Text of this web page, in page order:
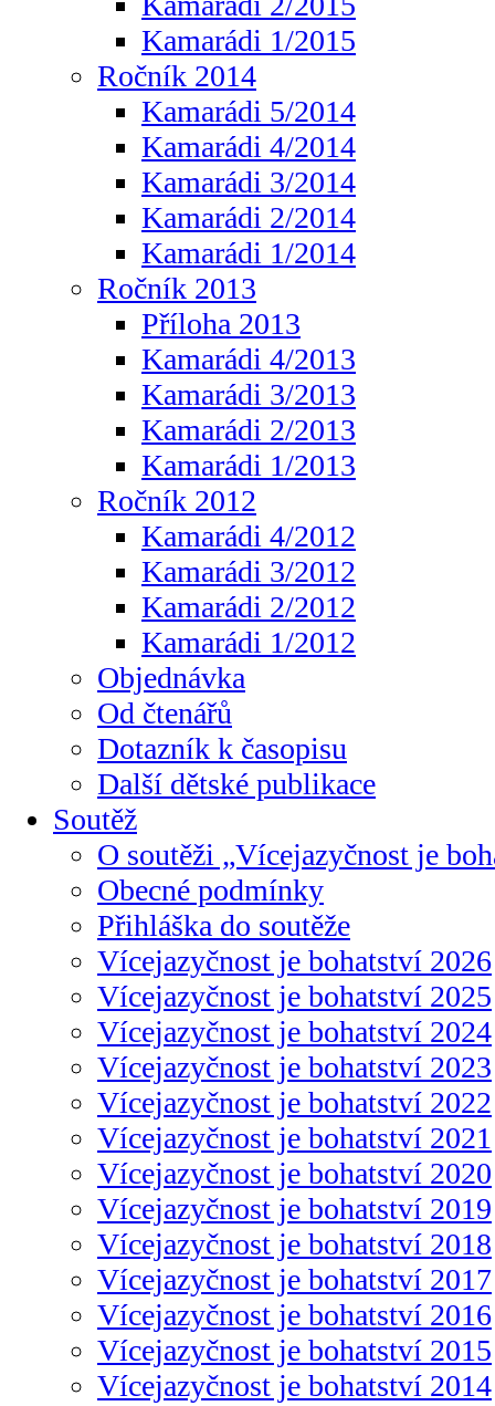
Kamarádi 1/2015
Ročník 2014
Kamarádi 5/2014
Kamarádi 4/2014
Kamarádi 3/2014
Kamarádi 2/2014
Kamarádi 1/2014
Ročník 2013
Příloha 2013
Kamarádi 4/2013
Kamarádi 3/2013
Kamarádi 2/2013
Kamarádi 1/2013
Ročník 2012
Kamarádi 4/2012
Kamarádi 3/2012
Kamarádi 2/2012
Kamarádi 1/2012
Objednávka
Od čtenářů
Dotazník k časopisu
Další dětské publikace
Soutěž
O soutěži „Vícejazyčnost je
Obecné podmínky
Přihláška do soutěže
Vícejazyčnost je bohatství 2026
Vícejazyčnost je bohatství 2025
Vícejazyčnost je bohatství 2024
Vícejazyčnost je bohatství 2023
Vícejazyčnost je bohatství 2022
Vícejazyčnost je bohatství 2021
Vícejazyčnost je bohatství 2020
Vícejazyčnost je bohatství 2019
Vícejazyčnost je bohatství 2018
Vícejazyčnost je bohatství 2017
Vícejazyčnost je bohatství 2016
Vícejazyčnost je bohatství 2015
Vícejazyčnost je bohatství 2014